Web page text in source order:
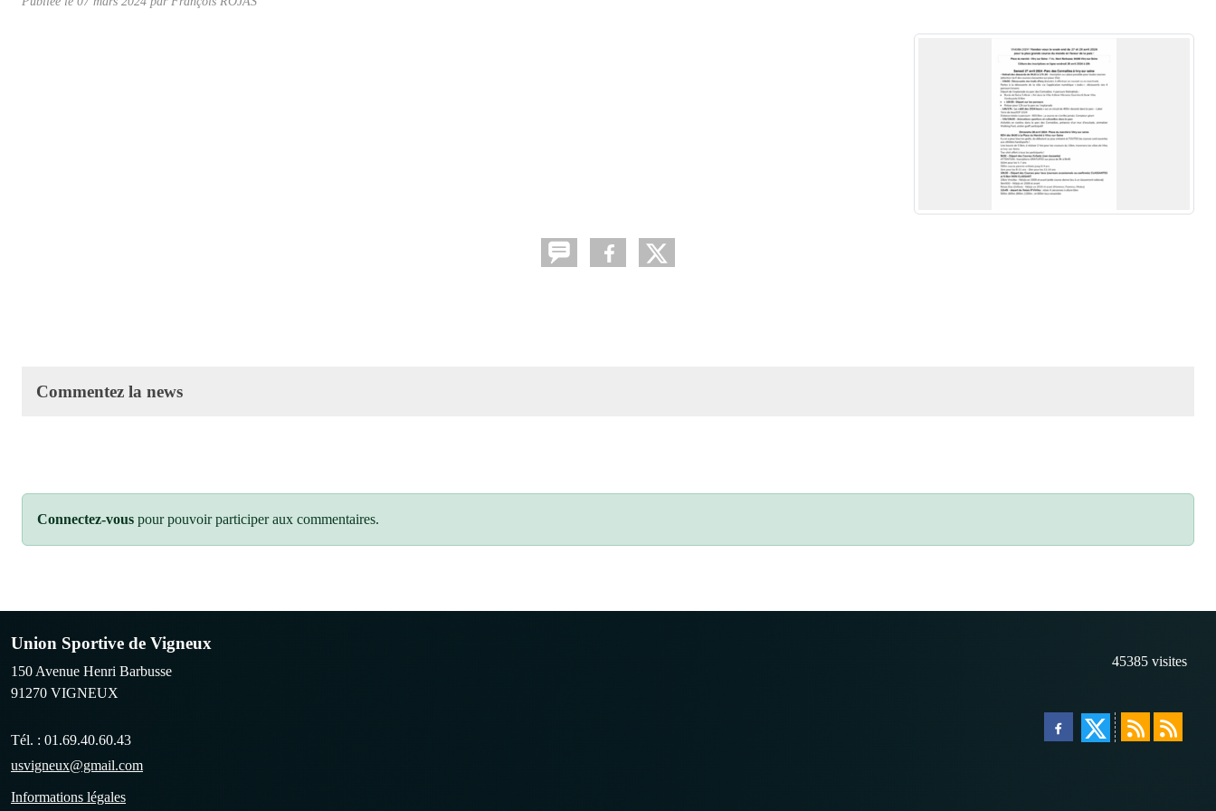
Commentez la news
Connectez-vous pour pouvoir participer aux commentaires.
Union Sportive de Vigneux
150 Avenue Henri Barbusse
91270 VIGNEUX
Tél. : 01.69.40.60.43
usvigneux@gmail.com
Informations légales
45385 visites